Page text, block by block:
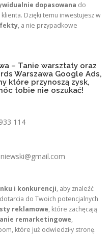
dopasowana do
Dzięki temu inwestujesz w
, a nie przypadkowe
– Tanie warsztaty oraz
Warszawa Google Ads,
które przynoszą zysk,
tobie nie oszukać!
114
i konkurencji, aby znaleźć
do Twoich potencjalnych
reklamowe, które zachęcają
remarketingowe,
które już odwiedziły stronę.